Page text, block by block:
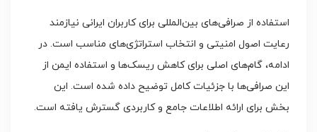
استفاده از صرافی‌های بین‌المللی برای کاربران ایرانی نیازمند
رعایت اصول امنیتی و انتخاب استراتژی‌های مناسب است. در
ادامه، گام‌های اصلی برای کاهش ریسک‌ها و استفاده ایمن از
این صرافی‌ها با جزئیات کامل توضیح داده شده است. این
بخش برای ارائه اطلاعات جامع و کاربردی گسترش یافته است.